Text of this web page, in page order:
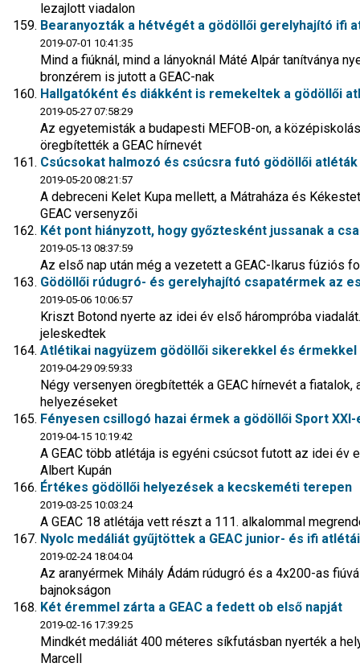
lezajlott viadalon
Bearanyozták a hétvégét a gödöllői gerelyhajító ifi
2019-07-01 10:41:35
Mind a fiúknál, mind a lányoknál Máté Alpár tanítványa
bronzérem is jutott a GEAC-nak
Hallgatóként és diákként is remekeltek a gödöllői
2019-05-27 07:58:29
Az egyetemisták a budapesti MEFOB-on, a
öregbítették a GEAC hírnevét
Csúcsokat halmozó és csúcsra futó gödöllői atléták
2019-05-20 08:21:57
A debreceni Kelet Kupa mellett, a Mátraháza és
GEAC versenyzői
Két pont hiányzott, hogy győztesként jussanak a
2019-05-13 08:37:59
Az első nap után még a vezetett a GEAC-Ikarus fúziós
Gödöllői rúdugró- és gerelyhajító csapatérmek az
2019-05-06 10:06:57
Kriszt Botond nyerte az idei év első hárompróba
jeleskedtek
Atlétikai nagyüzem gödöllői sikerekkel és érmekkel
2019-04-29 09:59:33
Négy versenyen öregbítették a GEAC hírnevét a
helyezéseket
Fényesen csillogó hazai érmek a gödöllői Sport
2019-04-15 10:19:42
A GEAC több atlétája is egyéni csúcsot futott az idei
Albert Kupán
Értékes gödöllői helyezések a kecskeméti terepen
2019-03-25 10:03:24
A GEAC 18 atlétája vett részt a 111. alkalommal
Nyolc medáliát gyűjtöttek a GEAC junior- és ifi atlétái
2019-02-24 18:04:04
Az aranyérmek Mihály Ádám rúdugró és a 4x200-as
bajnokságon
Két éremmel zárta a GEAC a fedett ob első napját
2019-02-16 17:39:25
Mindkét medáliát 400 méteres síkfutásban nyerték a
Marcell